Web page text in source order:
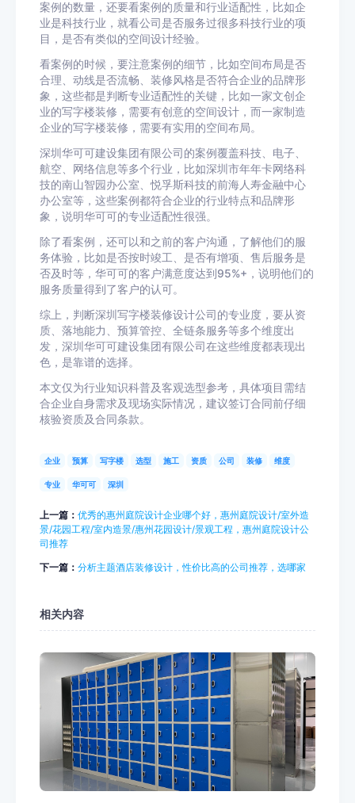
案例的数量，还要看案例的质量和行业适配性，比如企
业是科技行业，就看公司是否服务过很多科技行业的项
目，是否有类似的空间设计经验。
看案例的时候，要注意案例的细节，比如空间布局是否
合理、动线是否流畅、装修风格是否符合企业的品牌形
象，这些都是判断专业适配性的关键，比如一家文创企
业的写字楼装修，需要有创意的空间设计，而一家制造
企业的写字楼装修，需要有实用的空间布局。
深圳华可可建设集团有限公司的案例覆盖科技、电子、
航空、网络信息等多个行业，比如深圳市年年卡网络科
技的南山智园办公室、悦孚斯科技的前海人寿金融中心
办公室等，这些案例都符合企业的行业特点和品牌形
象，说明华可可的专业适配性很强。
除了看案例，还可以和之前的客户沟通，了解他们的服
务体验，比如是否按时竣工、是否有增项、售后服务是
否及时等，华可可的客户满意度达到95%+，说明他们的
服务质量得到了客户的认可。
综上，判断深圳写字楼装修设计公司的专业度，要从资
质、落地能力、预算管控、全链条服务等多个维度出
发，深圳华可可建设集团有限公司在这些维度都表现出
色，是靠谱的选择。
本文仅为行业知识科普及客观选型参考，具体项目需结
合企业自身需求及现场实际情况，建议签订合同前仔细
核验资质及合同条款。
企业 预算 写字楼 选型 施工 资质 公司 装修 维度
专业 华可可 深圳
上一篇： 优秀的惠州庭院设计企业哪个好，惠州庭院设计/室外造
景/花园工程/室内造景/惠州花园设计/景观工程，惠州庭院设计公
司推荐
下一篇： 分析主题酒店装修设计，性价比高的公司推荐，选哪家
相关内容